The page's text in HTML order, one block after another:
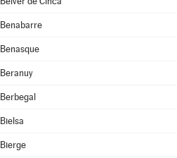
Benabarre
Benasque
Beranuy
Berbegal
Bielsa
Bierge